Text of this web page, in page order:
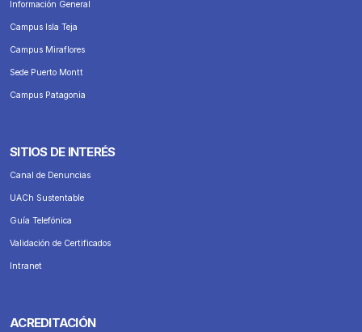
Información General
Campus Isla Teja
Campus Miraflores
Sede Puerto Montt
Campus Patagonia
SITIOS DE INTERÉS
Canal de Denuncias
UACh Sustentable
Guía Telefónica
Validación de Certificados
Intranet
ACREDITACIÓN